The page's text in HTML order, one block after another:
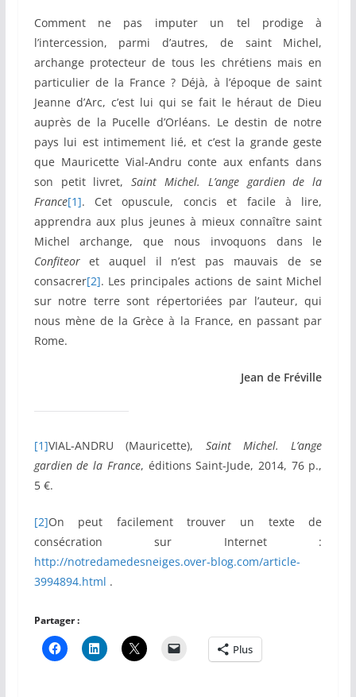
Comment ne pas imputer un tel prodige à
l’intercession, parmi d’autres, de saint Michel,
archange protecteur de tous les chrétiens mais en
particulier de la France ? Déjà, à l’époque de saint
Jeanne d’Arc, c’est lui qui se fait le héraut de Dieu
auprès de la Pucelle d’Orléans. Le destin de notre
pays lui est intimement lié, et c’est la grande geste
que Mauricette Vial-Andru conte aux enfants dans
son petit livret,Saint Michel. L’ange gardien de la
France[1]. Cet opuscule, concis et facile à lire,
apprendra aux plus jeunes à mieux connaître saint
Michel archange, que nous invoquons dans le
Confiteoret auquel il n’est pas mauvais de se
consacrer[2]. Les principales actions de saint Michel
sur notre terre sont répertoriées par l’auteur, qui
nous mène de la Grèce à la France, en passant par
Rome.
Jean de Fréville
[1]VIAL-ANDRU (Mauricette), Saint Michel. L’ange
gardien de la France, éditions Saint-Jude, 2014, 76 p.,
5 €.
[2]On peut facilement trouver un texte de
consécration sur Internet :
http://notredamedesneiges.over-blog.com/article-
3994894.html .
Partager :
Plus